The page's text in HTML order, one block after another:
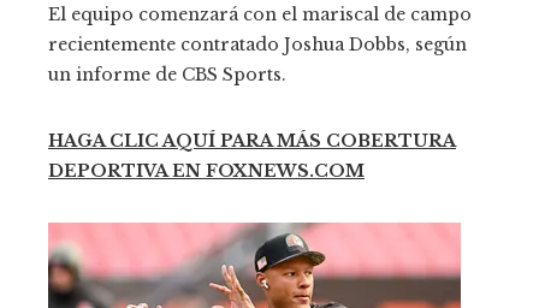
El equipo comenzará con el mariscal de campo
recientemente contratado Joshua Dobbs, según
un informe de CBS Sports.
HAGA CLIC AQUÍ PARA MÁS COBERTURA
DEPORTIVA EN FOXNEWS.COM